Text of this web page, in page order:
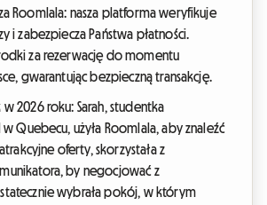
Roomlala: nasza platforma weryfikuje
i zabezpiecza Państwa płatności.
za rezerwację do momentu
gwarantując bezpieczną transakcję.
2026 roku: Sarah, studentka
w Quebecu, użyła Roomlala, aby znaleźć
oferty, skorzystała z
by negocjować z
wybrała pokój, w którym